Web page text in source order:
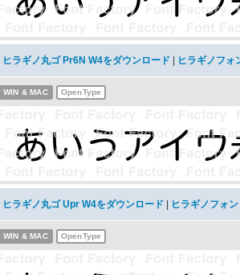
ヒラギノ丸ゴ Pr6N W4をダウンロード ヒラギノフォ
WIN & MAC OpenType
ヒラギノ丸ゴ Upr W4をダウンロード ヒラギノフォン
WIN & MAC OpenType